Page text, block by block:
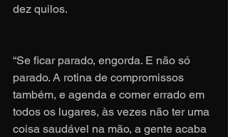
dez quilos.
“Se ficar parado, engorda. E não só
parado. A rotina de compromissos
também, e agenda e comer errado em
todos os lugares, às vezes não ter uma
coisa saudável na mão, a gente acaba